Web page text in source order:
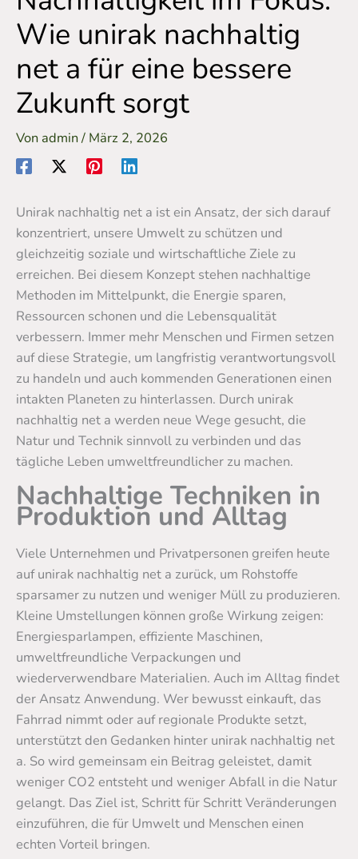
Wie unirak nachhaltig
net a für eine bessere
Zukunft sorgt
Von admin/ März 2, 2026
Unirak nachhaltig net a ist ein Ansatz, der sich darauf
konzentriert, unsere Umwelt zu schützen und
gleichzeitig soziale und wirtschaftliche Ziele zu
erreichen. Bei diesem Konzept stehen nachhaltige
Methoden im Mittelpunkt, die Energie sparen,
Ressourcen schonen und die Lebensqualität
verbessern. Immer mehr Menschen und Firmen setzen
auf diese Strategie, um langfristig verantwortungsvoll
zu handeln und auch kommenden Generationen einen
intakten Planeten zu hinterlassen. Durch unirak
nachhaltig net a werden neue Wege gesucht, die
Natur und Technik sinnvoll zu verbinden und das
tägliche Leben umweltfreundlicher zu machen.
Nachhaltige Techniken in
Produktion und Alltag
Viele Unternehmen und Privatpersonen greifen heute
auf unirak nachhaltig net a zurück, um Rohstoffe
sparsamer zu nutzen und weniger Müll zu produzieren.
Kleine Umstellungen können große Wirkung zeigen:
Energiesparlampen, effiziente Maschinen,
umweltfreundliche Verpackungen und
wiederverwendbare Materialien. Auch im Alltag findet
der Ansatz Anwendung. Wer bewusst einkauft, das
Fahrrad nimmt oder auf regionale Produkte setzt,
unterstützt den Gedanken hinter unirak nachhaltig net
a. So wird gemeinsam ein Beitrag geleistet, damit
weniger CO2 entsteht und weniger Abfall in die Natur
gelangt. Das Ziel ist, Schritt für Schritt Veränderungen
einzuführen, die für Umwelt und Menschen einen
echten Vorteil bringen.